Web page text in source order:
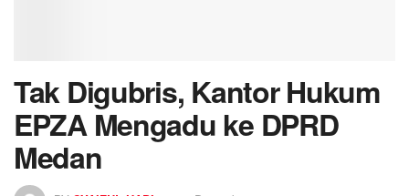
Tak Digubris, Kantor Hukum
EPZA Mengadu ke DPRD
Medan